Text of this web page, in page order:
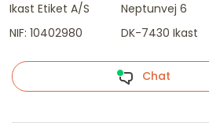
Ikast Etiket A/S
NIF: 10402980
Neptunvej 6
DK-7430 Ikast
Chat